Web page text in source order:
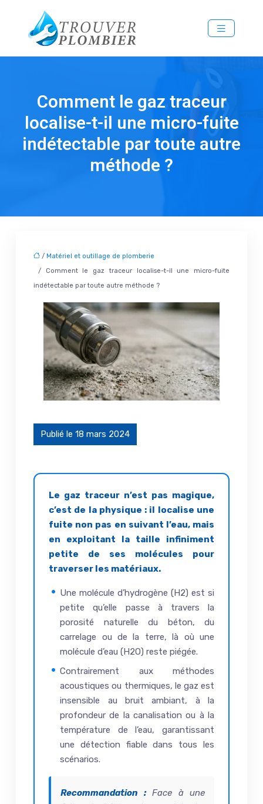
Comment le gaz traceur
localise-t-il une micro-fuite
indétectable par toute autre
méthode ?
/ Matériel et outillage de plomberie
/ Comment le gaz traceur localise-t-il une micro-fuite
indétectable par toute autre méthode ?
Publié le 18 mars 2024
Le gaz traceur n’est pas magique,
c’est de la physique : il localise une
fuite non pas en suivant l’eau, mais
en exploitant la taille infiniment
petite de ses molécules pour
traverser les matériaux.
Une molécule d’hydrogène (H2) est si
petite qu’elle passe à travers la
porosité naturelle du béton, du
carrelage ou de la terre, là où une
molécule d’eau (H2O) reste piégée.
Contrairement aux méthodes
acoustiques ou thermiques, le gaz est
insensible au bruit ambiant, à la
profondeur de la canalisation ou à la
température de l’eau, garantissant
une détection fiable dans tous les
scénarios.
Recommandation :Face à une